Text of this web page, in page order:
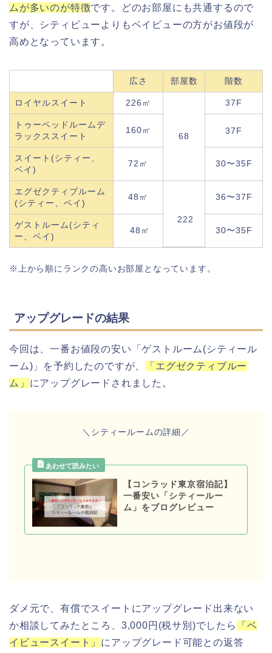
ムが多いのが特徴です。どのお部屋にも共通するので
すが、シティビューよりもベイビューの方がお値段が
高めとなっています。
広さ 部屋数 階数
ロイヤルスイート 226㎡
68
37F
トゥーベッドルームデ
ラックススイート
160㎡ 37F
スイート(シティー、
ベイ)
72㎡ 30〜35F
エグゼクティブルーム
(シティー、ベイ)
48㎡
222
36〜37F
ゲストルーム(シティ
ー、ベイ)
48㎡ 30〜35F
※上から順にランクの高いお部屋となっています。
アップグレードの結果
今回は、一番お値段の安い「ゲストルーム(シティール
ーム)」を予約したのですが、
「エグゼクティブルー
ム 」 にアップグレードされました。
＼シティールームの詳細／
【コンラッド東京宿泊記】
一番安い「シティールー
ム」をブログレビュー
ダメ元で、有償でスイートにアップグレード出来ない
か相談してみたところ、3,000円(税サ別)でしたら
「ベ
イビュースイート」 にアップグレード可能との返答